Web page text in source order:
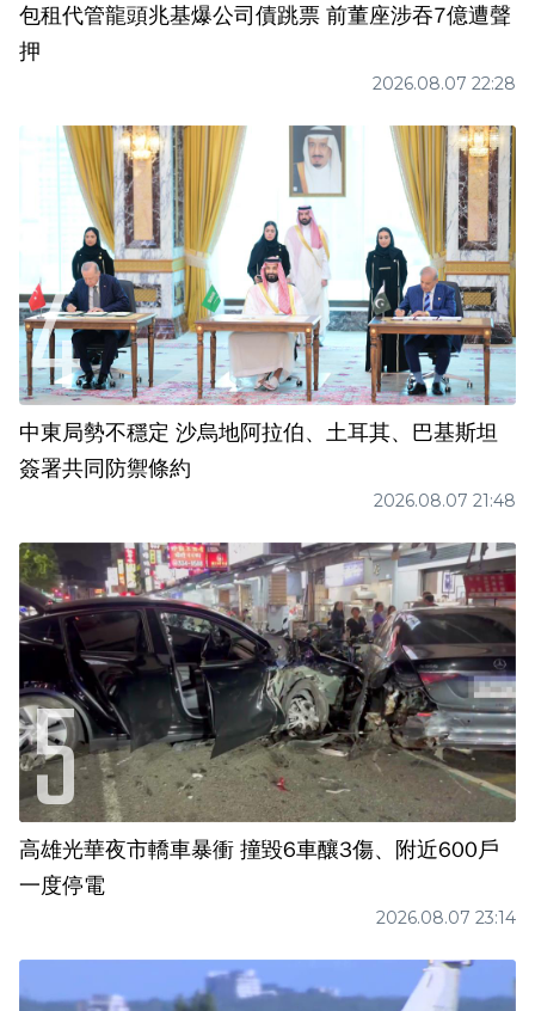
包租代管龍頭兆基爆公司債跳票 前董座涉吞7億遭聲
押
2026.08.07 22:28
中東局勢不穩定 沙烏地阿拉伯、土耳其、巴基斯坦
簽署共同防禦條約
2026.08.07 21:48
高雄光華夜市轎車暴衝 撞毀6車釀3傷、附近600戶
一度停電
2026.08.07 23:14